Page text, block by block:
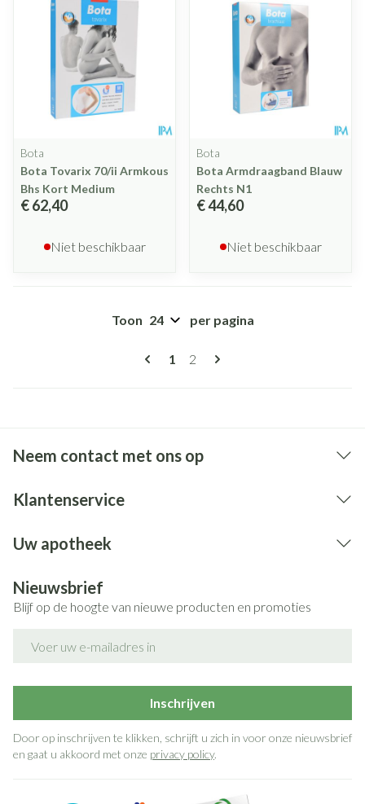
Bota
Bota Tovarix 70/ii Armkous
Bhs Kort Medium
€ 62,40
Niet beschikbaar
Bota
Bota Armdraagband Blauw
Rechts N1
€ 44,60
Niet beschikbaar
Pagina's
U lees momenteel pagina
1 Pagina
2
Toon per pagina
Neem contact met ons op
Klantenservice
Uw apotheek
Nieuwsbrief
Blijf op de hoogte van nieuwe producten en promoties
Inschrijven
Door op inschrijven te klikken, schrijft u zich in voor onze nieuwsbrief
en gaat u akkoord met onze privacy policy.